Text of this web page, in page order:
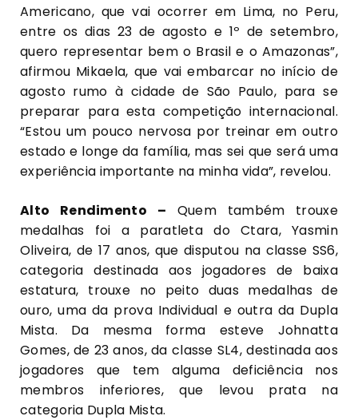
Americano, que vai ocorrer em Lima, no Peru,
entre os dias 23 de agosto e 1º de setembro,
quero representar bem o Brasil e o Amazonas”,
afirmou Mikaela, que vai embarcar no início de
agosto rumo à cidade de São Paulo, para se
preparar para esta competição internacional.
“Estou um pouco nervosa por treinar em outro
estado e longe da família, mas sei que será uma
experiência importante na minha vida”, revelou.
Alto Rendimento – Quem também trouxe
medalhas foi a paratleta do Ctara, Yasmin
Oliveira, de 17 anos, que disputou na classe SS6,
categoria destinada aos jogadores de baixa
estatura, trouxe no peito duas medalhas de
ouro, uma da prova Individual e outra da Dupla
Mista. Da mesma forma esteve Johnatta
Gomes, de 23 anos, da classe SL4, destinada aos
jogadores que tem alguma deficiência nos
membros inferiores, que levou prata na
categoria Dupla Mista.